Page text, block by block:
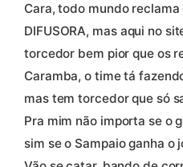
Cara, todo mundo
DIFUSORA, mas aqui no
torcedor bem pior que os
Caramba, o time tá
mas tem torcedor que só
Pra mim não importa se o
sim se o Sampaio ganha o